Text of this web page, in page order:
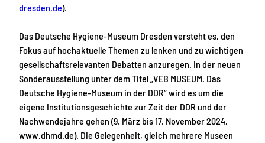
dresden.de).
Das Deutsche Hygiene-Museum Dresden versteht es, den
Fokus auf hochaktuelle Themen zu lenken und zu wichtigen
gesellschaftsrelevanten Debatten anzuregen. In der neuen
Sonderausstellung unter dem Titel „VEB MUSEUM. Das
Deutsche Hygiene-Museum in der DDR“ wird es um die
eigene Institutionsgeschichte zur Zeit der DDR und der
Nachwendejahre gehen (9. März bis 17. November 2024,
www.dhmd.de). Die Gelegenheit, gleich mehrere Museen